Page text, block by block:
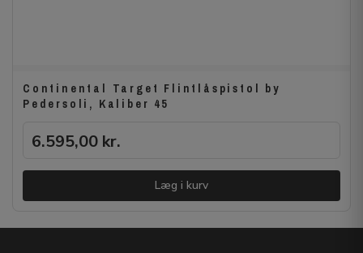
Continental Target Flintlåspistol by
Pedersoli, Kaliber 45
6.595,00 kr.
Læg i kurv